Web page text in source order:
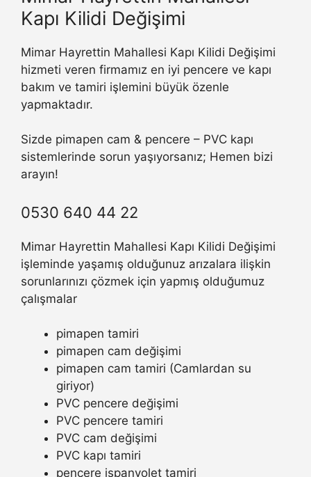
Kapı Kilidi Değişimi
Mimar Hayrettin Mahallesi Kapı Kilidi Değişimi
hizmeti veren firmamız en iyi pencere ve kapı
bakım ve tamiri işlemini büyük özenle
yapmaktadır.
Sizde pimapen cam & pencere – PVC kapı
sistemlerinde sorun yaşıyorsanız; Hemen bizi
arayın!
0530 640 44 22
Mimar Hayrettin Mahallesi Kapı Kilidi Değişimi
işleminde yaşamış olduğunuz arızalara ilişkin
sorunlarınızı çözmek için yapmış olduğumuz
çalışmalar
pimapen tamiri
pimapen cam değişimi
pimapen cam tamiri (Camlardan su
giriyor)
PVC pencere değişimi
PVC pencere tamiri
PVC cam değişimi
PVC kapı tamiri
pencere ispanyolet tamiri